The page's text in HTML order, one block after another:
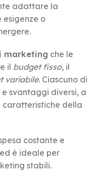
adattare la
o
marketing che le
il budget fisso, il
variabile. Ciascuno di
svantaggi diversi, a
caratteristiche della
costante e
è ideale per
stabili.